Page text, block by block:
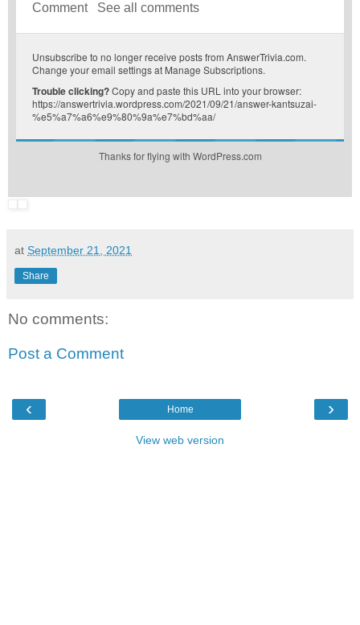
Comment See all comments
Unsubscribe to no longer receive posts from AnswerTrivia.com.
Change your email settings at Manage Subscriptions.
Trouble clicking?Copy and paste this URL into your browser:
https://answertrivia.wordpress.com/2021/09/21/answer-kantsuzai-
%e5%a7%a6%e9%80%9a%e7%bd%aa/
Thanks for flying with WordPress.com
at September 21, 2021
Share
No comments:
Post a Comment
‹ ›
Home
View web version